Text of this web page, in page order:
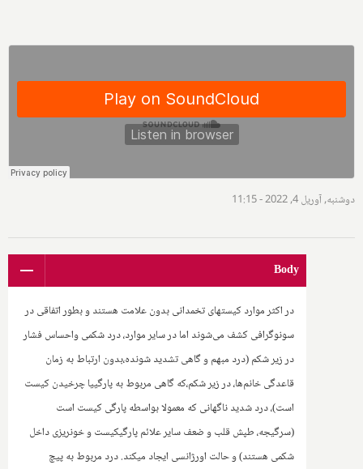
دوشنبه, آوریل 4, 2022 - 11:15
Body
در اکثر موارد کیستهای تخمدانی بدون علامت هستند و بطور اتفاقی در
سونوگرافی کشف می‌شوند اما در سایر موارد، درد شکمی واحساس فشار
در زیر شکم (درد مبهم و گاهی تشدید شونده،بدون ارتباط به زمان
قاعدگی خانم‌ها، در زیر شکم،که گاهی مربوط به پارگییا چرخیدن کیست
است)، درد شدید ناگهانی که معمولا بواسطه پارگی کیست است
(سرگیجه، طپش قلب و ضعف سایر علائم پارگیکیست و خونریزی داخل
شکمی هستند) و حالت اورژانسی ایجاد میکند. درد مربوط به پیچ